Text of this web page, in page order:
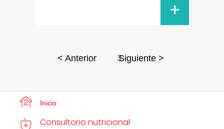
+
< Anterior 3Siguiente >
Inicio
Consultorio nutricional